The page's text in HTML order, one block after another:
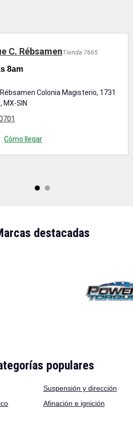
C. RébsamenTienda 7665
8am
Rébsamen Colonia Magisterio, 1731
MX-SIN
Cómo llegar
destacadas
populares
Suspensión y dirección
Afinación e ignición